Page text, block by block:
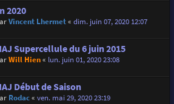
2020
Vincent Lhermet« dim. juin 07, 2020 12:07
Supercellule du 6 juin 2015
Will Hien« lun. juin 01, 2020 23:08
Début de Saison
Rodac« ven. mai 29, 2020 23:19